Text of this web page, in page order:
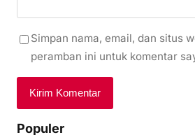
Simpan nama, email, dan situs
peramban ini untuk komentar
Populer